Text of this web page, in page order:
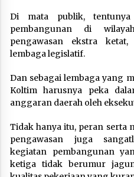
Di mata publik, tentunya
pembangunan di
pengawasan ekstra
lembaga legislatif.
Dan sebagai lembaga yang
Koltim harusnya peka
anggaran daerah oleh
Tidak hanya itu, peran serta
pengawasan juga
kegiatan pembangunan
ketiga tidak berumur